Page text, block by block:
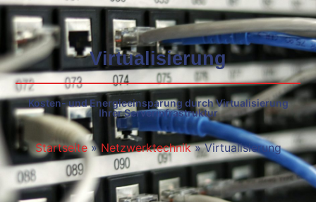
Virtualisierung
Kosten- und Energieeinsparung durch Virtualisierung
Ihrer Serverinfrastruktur
Startseite»Netzwerktechnik»Virtualisierung